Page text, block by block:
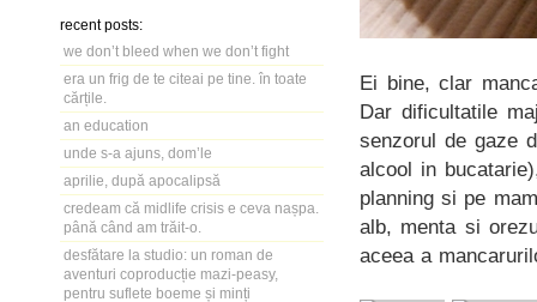
recent posts:
we don’t bleed when we don’t fight
era un frig de te citeai pe tine. în toate
cărțile.
an education
unde s-a ajuns, dom’le
aprilie, după apocalipsă
credeam că midlife crisis e ceva nașpa.
până când am trăit-o.
desfătare la studio: un roman de
aventuri coproducție mazi-peasy,
pentru suflete boeme și minți
Ei bine, clar
Dar dificultatile
senzorul de gaze
alcool in
planning si pe
alb, menta si
aceea a